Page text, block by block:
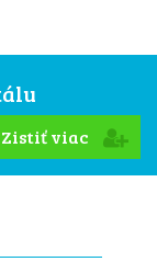
Zistiť viac